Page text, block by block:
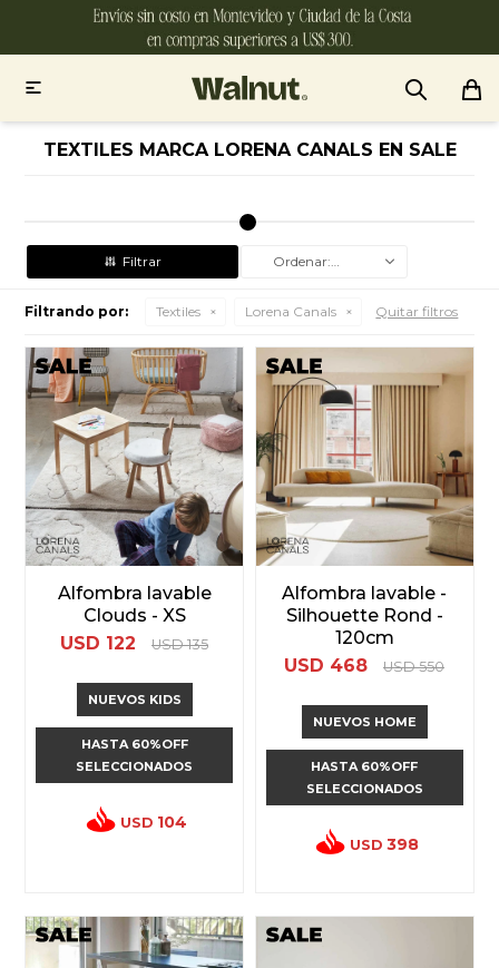

TEXTILES MARCA LORENA CANALS EN SALE
Recomendados
Filtrando por: Textiles Lorena Canals Quitar filtros
Alfombra lavable
Clouds - XS
USD 122 USD 135
NUEVOS KIDS
HASTA 60%OFF
SELECCIONADOS
USD 104
Alfombra lavable -
Silhouette Rond -
120cm
USD 468 USD 550
NUEVOS HOME
HASTA 60%OFF
SELECCIONADOS
USD 398